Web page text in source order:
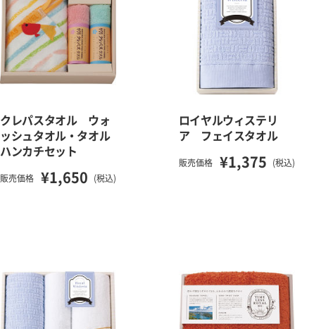
クレパスタオル ウォ
ッシュタオル・タオル
ハンカチセット
販売価格 ¥1,650 (税込)
ロイヤルウィステリ
ア フェイスタオル
販売価格 ¥1,375 (税込)